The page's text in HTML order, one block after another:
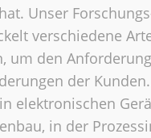
Unser
verschiedene
um den
der
elektronischen
in der